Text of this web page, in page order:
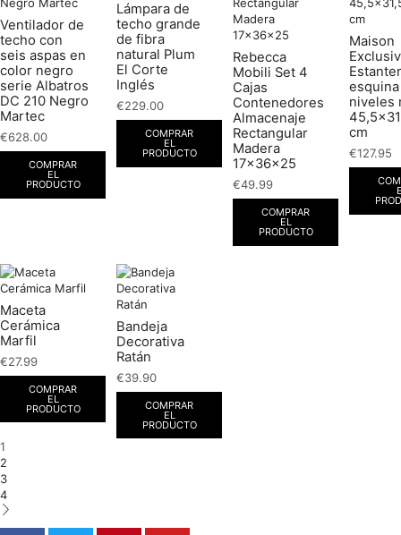
Ventilador de
techo con
seis aspas en
color negro
serie Albatros
DC 210 Negro
Martec
€628.00
COMPRAR
EL
PRODUCTO
Lámpara de
techo grande
de fibra
natural Plum
El Corte
Inglés
€229.00
COMPRAR
EL
PRODUCTO
Rebecca
Mobili Set 4
Cajas
Contenedores
Almacenaje
Rectangular
Madera
17x36x25
€49.99
COMPRAR
EL
PRODUCTO
Maison
niveles
cm
€127.95
Maceta
Cerámica
Marfil
€27.99
COMPRAR
EL
PRODUCTO
Bandeja
Decorativa
Ratán
€39.90
COMPRAR
EL
PRODUCTO
1
2
3
4